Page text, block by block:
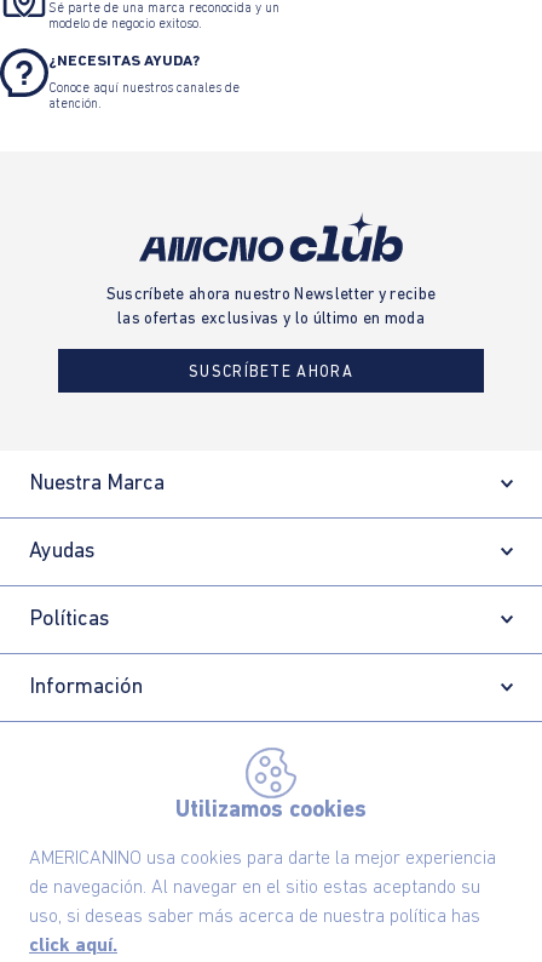
Utilizamos cookies
AMERICANINO usa cookies para darte la mejor experiencia
de navegación. Al navegar en el sitio estas aceptando su
uso, si deseas saber más acerca de nuestra política has
click aquí.
Sé parte de una marca reconocida y un
modelo de negocio exitoso.
¿NECESITAS AYUDA?
Conoce aquí nuestros canales de
atención.
Suscríbete ahora nuestro Newsletter y recibe
las ofertas exclusivas y lo último en moda
SUSCRÍBETE AHORA
Nuestra Marca
Ayudas
Políticas
Información